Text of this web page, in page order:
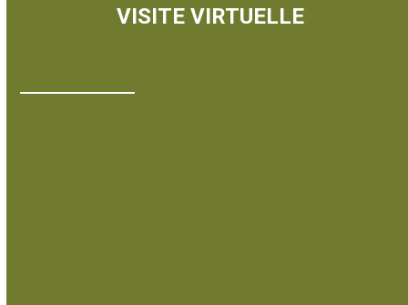
VISITE VIRTUELLE